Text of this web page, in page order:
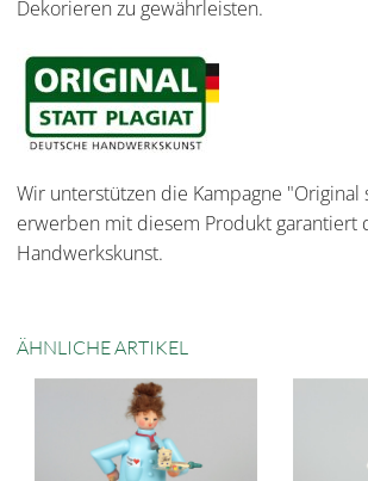
Dekorieren zu gewährleisten.
Wir unterstützen die Kampagne "Original
erwerben mit diesem Produkt garantiert
Handwerkskunst.
ÄHNLICHE ARTIKEL